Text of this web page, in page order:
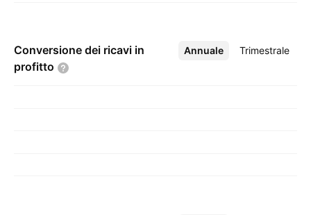
Conversione dei ricavi in
profitto
Annuale Trimestrale
Altro